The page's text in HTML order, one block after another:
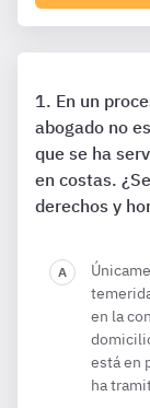
En un
abogado no
que se ha
en costas.
derechos y
en la
está en
ha